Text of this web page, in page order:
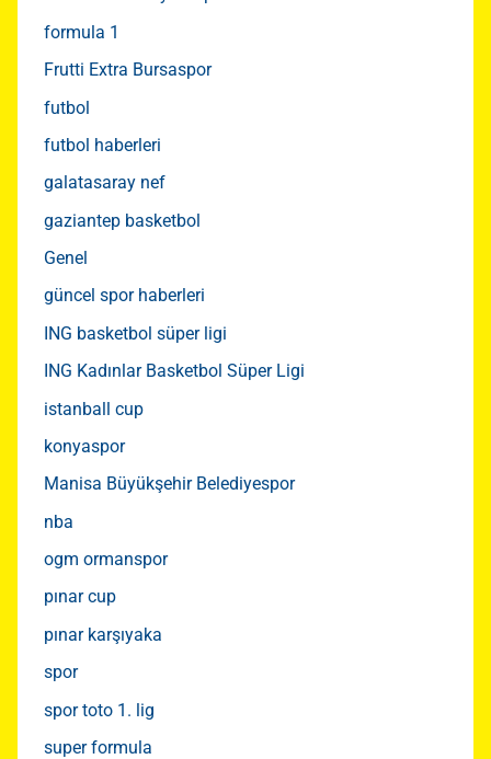
formula 1
Frutti Extra Bursaspor
futbol
futbol haberleri
galatasaray nef
gaziantep basketbol
Genel
güncel spor haberleri
ING basketbol süper ligi
ING Kadınlar Basketbol Süper Ligi
istanball cup
konyaspor
Manisa Büyükşehir Belediyespor
nba
ogm ormanspor
pınar cup
pınar karşıyaka
spor
spor toto 1. lig
super formula